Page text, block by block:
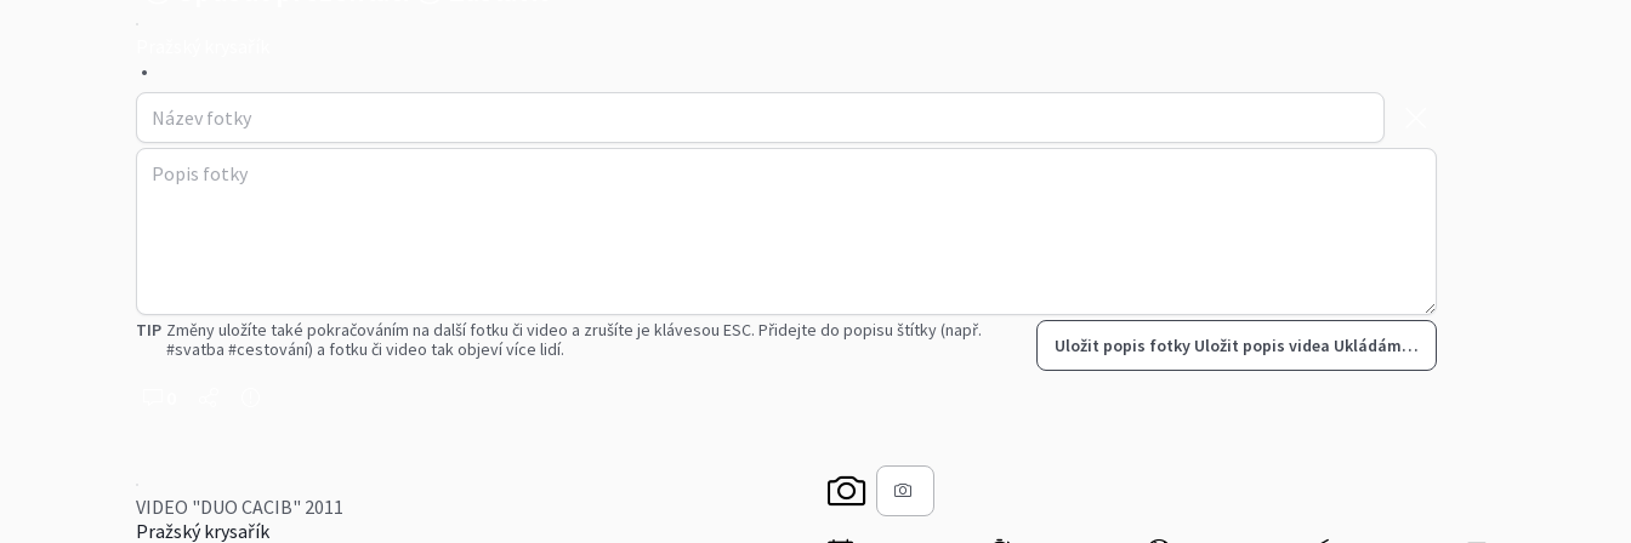
•
TIP Změny uložíte také pokračováním na další fotku či video a zrušíte je klávesou ESC. Přidejte do popisu štítky (např.
#svatba #cestování) a fotku či video tak objeví více lidí.
Uložit popis fotky Uložit popis videa Ukládám…
VIDEO "DUO CACIB" 2011
Pražský krysařík